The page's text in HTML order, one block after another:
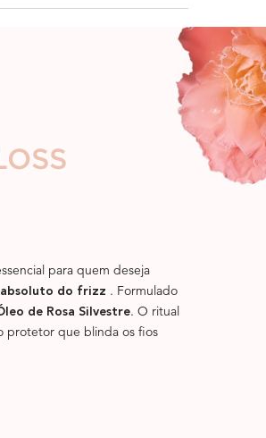
para quem deseja
do frizz . Formulado
de Rosa Silvestre. O ritual
protetor que blinda os fios